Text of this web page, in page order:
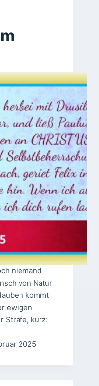
niemand
von Natur
kommt
ewigen
Strafe, kurz:
2025